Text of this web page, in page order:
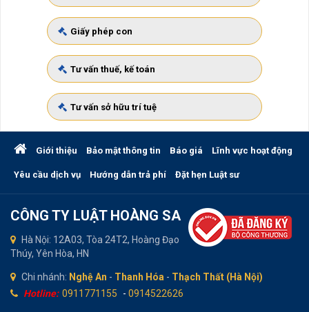
Giấy phép con
Tư vấn thuế, kế toán
Tư vấn sở hữu trí tuệ
Giới thiệu Bảo mật thông tin Báo giá Lĩnh vực hoạt động
Yêu cầu dịch vụ Hướng dẫn trả phí Đặt hẹn Luật sư
CÔNG TY LUẬT HOÀNG SA
Hà Nội: 12A03, Tòa 24T2, Hoàng Đạo
Thúy, Yên Hòa, HN
Chi nhánh: Nghệ An - Thanh Hóa - Thạch Thất (Hà Nội)
Hotline: 0911771155 - 0914522626